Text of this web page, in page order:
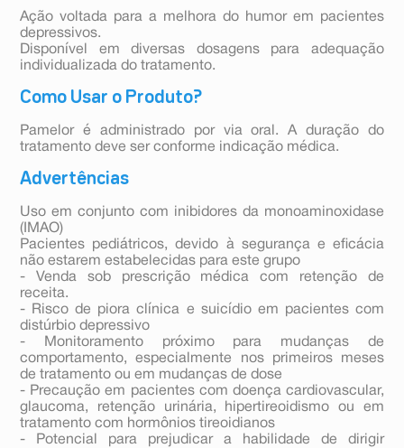
Ação voltada para a melhora do humor em pacientes
depressivos.
Disponível em diversas dosagens para adequação
individualizada do tratamento.
Como Usar o Produto?
Pamelor é administrado por via oral. A duração do
tratamento deve ser conforme indicação médica.
Advertências
Uso em conjunto com inibidores da monoaminoxidase
(IMAO)
Pacientes pediátricos, devido à segurança e eficácia
não estarem estabelecidas para este grupo
- Venda sob prescrição médica com retenção de
receita.
- Risco de piora clínica e suicídio em pacientes com
distúrbio depressivo
- Monitoramento próximo para mudanças de
comportamento, especialmente nos primeiros meses
de tratamento ou em mudanças de dose
- Precaução em pacientes com doença cardiovascular,
glaucoma, retenção urinária, hipertireoidismo ou em
tratamento com hormônios tireoidianos
- Potencial para prejudicar a habilidade de dirigir